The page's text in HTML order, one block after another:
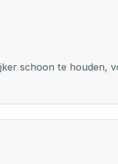
schoon te houden,